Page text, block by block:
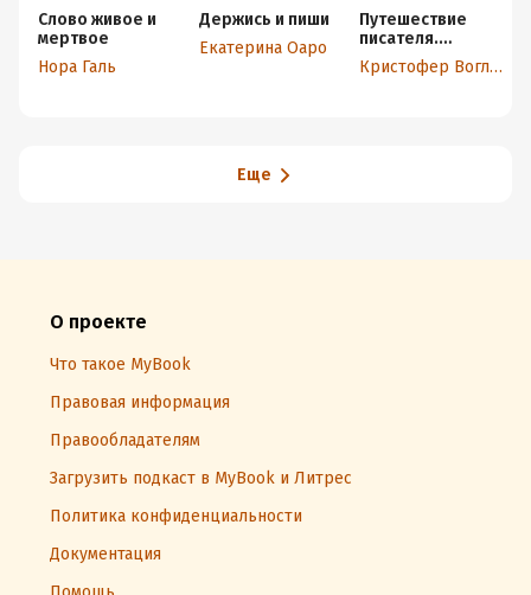
Слово живое и
мертвое
Нора Галь
Держись и пиши
Екатерина Оаро
Путешествие
писателя.
Мифологические
структуры в
Кристофер Воглер
Еще
О проекте
Что такое MyBook
Правовая информация
Правообладателям
Загрузить подкаст в MyBook и Литрес
Политика конфиденциальности
Документация